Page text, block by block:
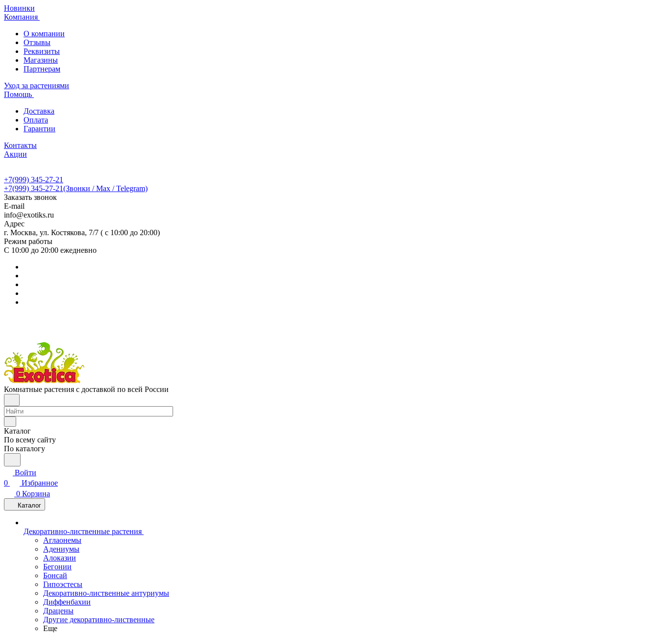
Новинки
Компания
О компании
Отзывы
Реквизиты
Магазины
Партнерам
Уход за растениями
Помощь
Доставка
Оплата
Гарантии
Контакты
Акции
+7(999) 345-27-21
+7(999) 345-27-21(Звонки / Max / Telegram)
Заказать звонок
E-mail
info@exotiks.ru
Адрес
г. Москва, ул. Костякова, 7/7 ( с 10:00 до 20:00)
Режим работы
С 10:00 до 20:00 ежедневно
Комнатные растения с доставкой по всей России
Каталог
По всему сайту
По каталогу
Войти
0
Избранное
0 Корзина
Каталог
Декоративно-лиственные растения
Аглаонемы
Адениумы
Алоказии
Бегонии
Бонсай
Гипоэстесы
Декоративно-лиственные антуриумы
Диффенбахии
Драцены
Другие декоративно-лиственные
Еще